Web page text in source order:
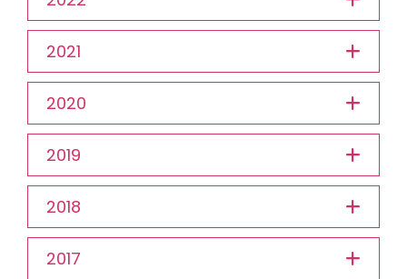
2021
2020
2019
2018
2017